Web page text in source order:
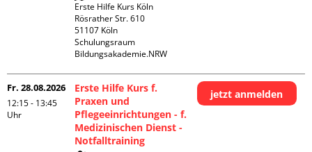
Erste Hilfe Kurs Köln
Rösrather Str. 610
51107 Köln
Schulungsraum
Bildungsakademie.NRW
Fr. 28.08.2026
12:15 - 13:45
Uhr
Erste Hilfe Kurs f.
Praxen und
Pflegeeinrichtungen - f.
Medizinischen Dienst -
Notfalltraining
jetzt anmelden